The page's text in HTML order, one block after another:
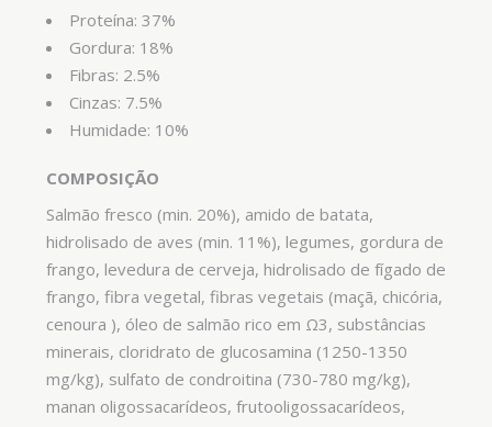
Proteína: 37%
Gordura: 18%
Fibras: 2.5%
Cinzas: 7.5%
Humidade: 10%
COMPOSIÇÃO
Salmão fresco (min. 20%), amido de batata,
hidrolisado de aves (min. 11%), legumes, gordura de
frango, levedura de cerveja, hidrolisado de fígado de
frango, fibra vegetal, fibras vegetais (maçã, chicória,
cenoura ), óleo de salmão rico em Ω3, substâncias
minerais, cloridrato de glucosamina (1250-1350
mg/kg), sulfato de condroitina (730-780 mg/kg),
manan oligossacarídeos, frutooligossacarídeos,